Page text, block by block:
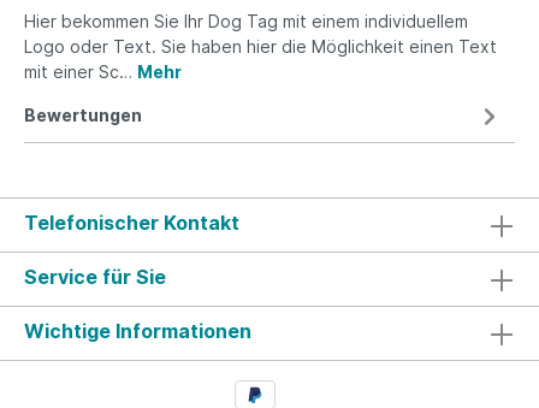
Hier bekommen Sie Ihr Dog Tag mit einem individuellem
Logo oder Text. Sie haben hier die Möglichkeit einen Text
mit einer Sc… Mehr
Bewertungen
Telefonischer Kontakt
Service für Sie
Wichtige Informationen